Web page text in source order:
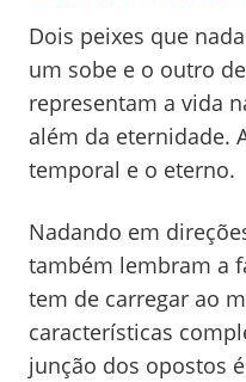
Dois peixes que
um sobe e o outro
representam a vida
além da eternidade.
temporal e o eterno.
Nadando em
também lembram a
tem de carregar ao
características
junção dos opostos